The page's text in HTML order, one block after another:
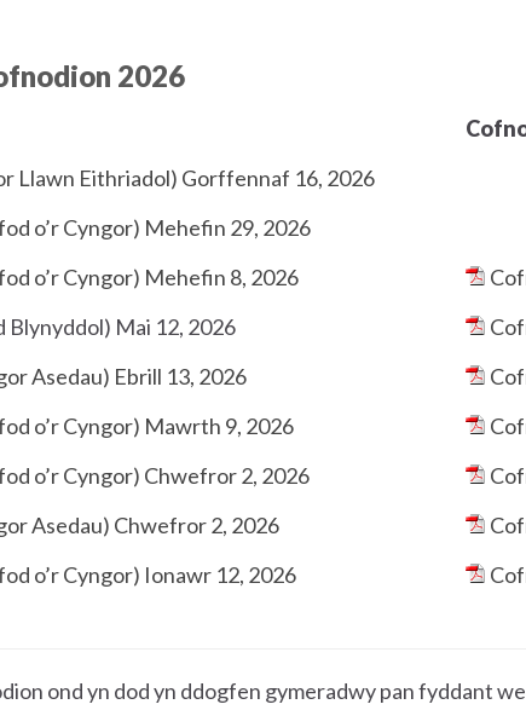
2026
Llawn Eithriadol) Gorffennaf 16, 2026
o’r Cyngor) Mehefin 29, 2026
o’r Cyngor) Mehefin 8, 2026
Blynyddol) Mai 12, 2026
Asedau) Ebrill 13, 2026
o’r Cyngor) Mawrth 9, 2026
o’r Cyngor) Chwefror 2, 2026
Asedau) Chwefror 2, 2026
o’r Cyngor) Ionawr 12, 2026
ond yn dod yn ddogfen gymeradwy pan fyddant